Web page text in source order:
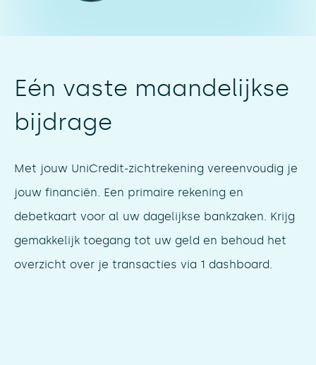
Eén vaste maandelijkse
bijdrage
Met jouw UniCredit-zichtrekening vereenvoudig je
jouw financiën. Een primaire rekening en
debetkaart voor al uw dagelijkse bankzaken. Krijg
gemakkelijk toegang tot uw geld en behoud het
overzicht over je transacties via 1 dashboard.